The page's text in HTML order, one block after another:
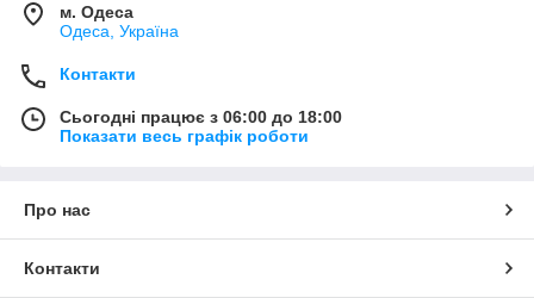
м. Одеса
Одеса, Україна
Контакти
Сьогодні працює з 06:00 до 18:00
Показати весь графік роботи
Про нас
Контакти